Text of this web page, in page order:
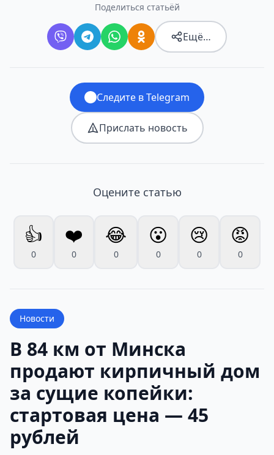
Поделиться статьёй
Ещё…
Следите в Telegram
Прислать новость
Оцените статью
👍
0
❤️
0
😂
0
😮
0
😢
0
😡
0
Новости
В 84 км от Минска
продают кирпичный дом
за сущие копейки:
стартовая цена — 45
рублей